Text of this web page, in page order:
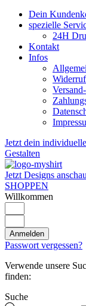
Dein
spezielle
24H
Kontakt
Infos
Jetzt dein
Gestalten
Jetzt Designs
SHOPPEN
Willkommen
Anmelden
Passwort vergessen?
Verwende unsere
finden:
Suche